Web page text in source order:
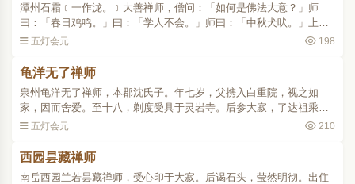
潭州石霜﹝一作泷。﹞大善禅师，僧问：「如何是佛法大意？」师
曰：「春日鸡鸣。」曰：「学人不会。」师曰：「中秋犬吠。」上
堂：「大众出来出来，老汉有个法要，百年后不累汝。」众曰：「便
五灯会元 198
龟洋无了禅师
泉州龟洋无了禅师，本郡沈氏子。年七岁，父携入白重院，视之如
家，因而舍爱。至十八，剃度受具于灵岩寺。后参大寂，了达祖乘，
即还本院之北，樵采路绝。师一日策杖披榛而行，遇六眸巨龟，斯须
五灯会元 210
西园昙藏禅师
南岳西园兰若昙藏禅师，受心印于大寂。后谒石头，莹然明彻。出住